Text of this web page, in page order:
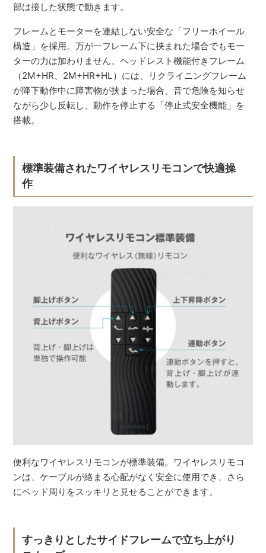
部は接した状態で動きます。
フレームとモーターを連結しない安全な「フリーホイール
構造」を採用。万が一フレーム下に挟まれた場合でもモー
ターの力は加わりません。ヘッドレスト機能付きフレーム
（2M+HR、2M+HR+HL）には、リクライニングフレーム
が降下動作中に障害物が挟まった場合、音で危険を知らせ
ながら少し反転し、動作を停止する「停止式安全機能」を
搭載。
標準装備されたワイヤレスリモコンで快適操
作
便利なワイヤレスリモコンが標準装備。ワイヤレスリモコ
ンは、ケーブルが絡まる心配がなく安全に使用でき、さら
にベッド周りをスッキリと見せることができます。
すっきりとしたサイドフレームで立ち上がり